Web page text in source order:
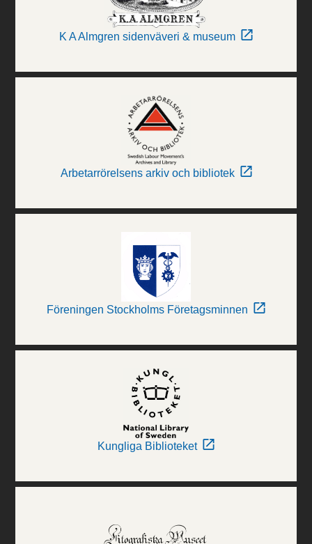
K A Almgren sidenväveri & museum
Arbetarrörelsens arkiv och bibliotek
Föreningen Stockholms Företagsminnen
Kungliga Biblioteket